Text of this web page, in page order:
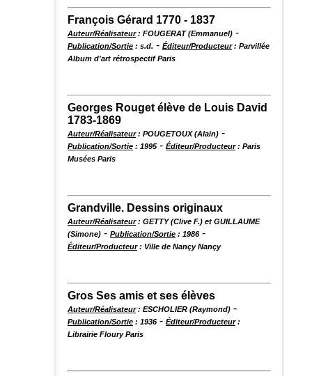
François Gérard 1770 - 1837
Auteur/Réalisateur: FOUGERAT (Emmanuel) -
Publication/Sortie : s.d. - Éditeur/Producteur: Parvillée
Album d'art rétrospectif Paris
Georges Rouget élève de Louis David
1783-1869
Auteur/Réalisateur: POUGETOUX (Alain) -
Publication/Sortie : 1995- Éditeur/Producteur: Paris
Musées Paris
Grandville. Dessins originaux
Auteur/Réalisateur: GETTY (Clive F.) et GUILLAUME
(Simone) - Publication/Sortie : 1986 -
Éditeur/Producteur: Ville de Nançy Nançy
Gros Ses amis et ses élèves
Auteur/Réalisateur: ESCHOLIER (Raymond) -
Publication/Sortie : 1936 - Éditeur/Producteur:
Librairie Floury Paris